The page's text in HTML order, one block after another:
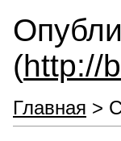
(http://
Главная >